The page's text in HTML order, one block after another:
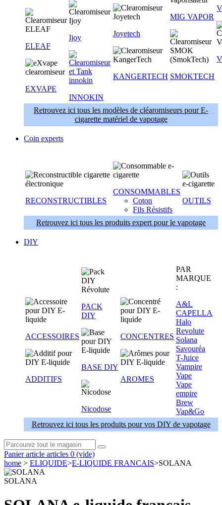
ELEAF
EXVAPE
Ijoy
INNOKIN
Joyetech
KANGERTECH
MIG VAPOR
SMOKTECH
Retrouvez ici tous les modèles de cléaromiseurs pour E-
cigarette matériel de vapotage
Coin experts
RECONSTRUCTIBLES
CONSOMMABLES
Coton
Fils Résistifs
OUTILS
Retrouvez ici tous les produits expert pour le vapotage
DIY
ACCESSOIRES
ADDITIFS
PACK
DIY
BASE DIY
Nicodose
CONCENTRES
AROMES
PAR
MARQUE
:
A&L
CAPELLA
Halo
Revolute
Solana
Savouréa
T-Juice
Vampire
Vape
Vape
empire
Brew
Vap&Go
Retrouvez ici tous les produits pour vos DIY de vapotage
Panier article articles 0 (vide)
home > ELIQUIDE>E-LIQUIDE FRANCAIS>SOLANA
SOLANA